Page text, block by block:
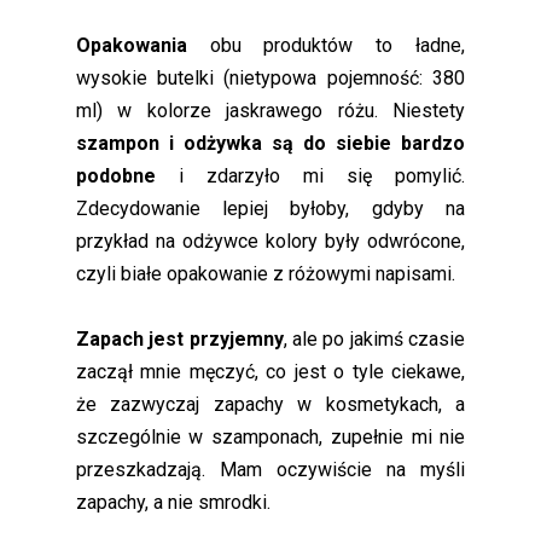
Opakowania obu produktów to ładne,
wysokie butelki (nietypowa pojemność: 380
ml) w kolorze jaskrawego różu. Niestety
szampon i odżywka są do siebie bardzo
podobne i zdarzyło mi się pomylić.
Zdecydowanie lepiej byłoby, gdyby na
przykład na odżywce kolory były odwrócone,
czyli białe opakowanie z różowymi napisami.
Zapach jest przyjemny, ale po jakimś czasie
zaczął mnie męczyć, co jest o tyle ciekawe,
że zazwyczaj zapachy w kosmetykach, a
szczególnie w szamponach, zupełnie mi nie
przeszkadzają. Mam oczywiście na myśli
zapachy, a nie smrodki.